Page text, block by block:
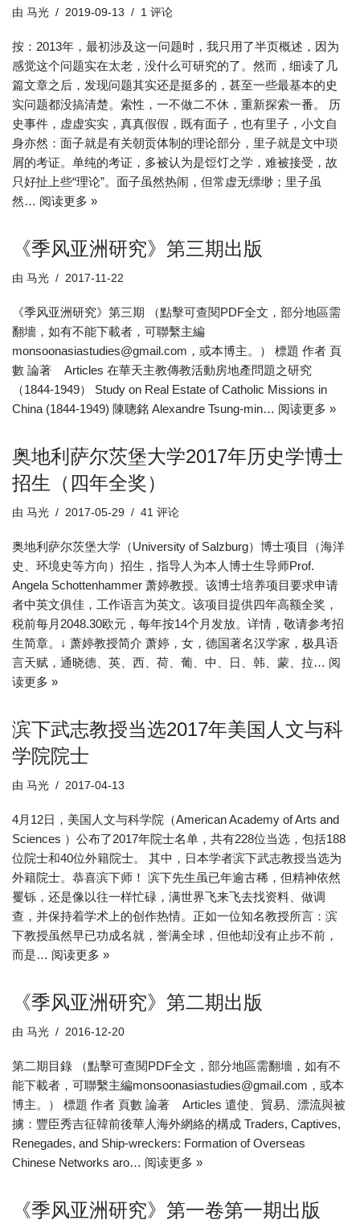
由 马光 2019-09-13 1 评论
按：2013年，最初涉及这一问题时，我只用了半页概述，因为
感觉这个问题实在太老，没什么可研究的了。然而，细读了几
篇文章之后，发现问题其实还是挺多的，甚至一些最基本的史
实问题都没搞清楚。索性，一不做二不休，重新探索一番。 历
史事件，虚虚实实，真真假假，既有面子，也有里子，小文自
身亦然：面子就是有关朝贡体制的理论部分，里子就是文中琐
屑的考证。单纯的考证，多被认为是饾饤之学，难被接受，故
只好扯上些“理论”。面子虽然热闹，但常虚无缥缈；里子虽
然… 阅读更多 »
《季风亚洲研究》第三期出版
由 马光 2017-11-22
《季风亚洲研究》第三期 （點擊可查閱PDF全文，部分地區需
翻墻，如有不能下載者，可聯繫主編
monsoonasiastudies@gmail.com，或本博主。） 標題 作者 頁
數 論著 Articles 在華天主教傳教活動房地產問題之研究
（1844-1949） Study on Real Estate of Catholic Missions in
China (1844-1949) 陳聰銘 Alexandre Tsung-min… 阅读更多 »
奥地利萨尔茨堡大学2017年历史学博士
招生（四年全奖）
由 马光 2017-05-29 41 评论
奥地利萨尔茨堡大学（University of Salzburg）博士项目（海洋
史、环境史等方向）招生，指导人为本人博士生导师Prof.
Angela Schottenhammer 萧婷教授。该博士培养项目要求申请
者中英文俱佳，工作语言为英文。该项目提供四年高额全奖，
税前每月2048.30欧元，每年按14个月发放。详情，敬请参考招
生简章。↓ 萧婷教授简介 萧婷，女，德国著名汉学家，极具语
言天赋，通晓德、英、西、荷、葡、中、日、韩、蒙、拉… 阅
读更多 »
滨下武志教授当选2017年美国人文与科
学院院士
由 马光 2017-04-13
4月12日，美国人文与科学院（American Academy of Arts and
Sciences ）公布了2017年院士名单，共有228位当选，包括188
位院士和40位外籍院士。 其中，日本学者滨下武志教授当选为
外籍院士。恭喜滨下师！ 滨下先生虽已年逾古稀，但精神依然
矍铄，还是像以往一样忙碌，满世界飞来飞去找资料、做调
查，并保持着学术上的创作热情。正如一位知名教授所言：滨
下教授虽然早已功成名就，誉满全球，但他却没有止步不前，
而是… 阅读更多 »
《季风亚洲研究》第二期出版
由 马光 2016-12-20
第二期目錄 （點擊可查閱PDF全文，部分地區需翻墻，如有不
能下載者，可聯繫主編monsoonasiastudies@gmail.com，或本
博主。） 標題 作者 頁數 論著 Articles 遣使、貿易、漂流與被
擄：豐臣秀吉征韓前後華人海外網絡的構成 Traders, Captives,
Renegades, and Ship-wreckers: Formation of Overseas
Chinese Networks aro… 阅读更多 »
《季风亚洲研究》第一卷第一期出版